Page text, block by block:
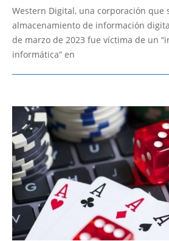
04-
03
Western Digital, una corporación que
almacenamiento de información
de marzo de 2023 fue víctima de un
informática” en